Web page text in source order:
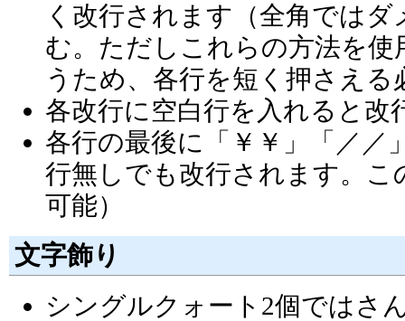
く改行されます（全角では
む。ただしこれらの方法を
うため、各行を短く押さえる
各改行に空白行を入れると
各行の最後に「￥￥」「／／
行無しでも改行されます。こ
可能）
文字飾り
シングルクォート2個ではさ